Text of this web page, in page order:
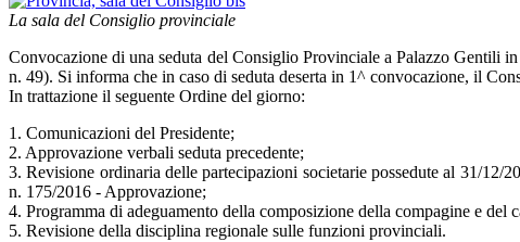
La sala del Consiglio provinciale
Convocazione di una seduta del Consiglio Provinciale a Palazzo Gentili
n. 49). Si informa che in caso di seduta deserta in 1^ convocazione, il
In trattazione il seguente Ordine del giorno:
1. Comunicazioni del Presidente;
2. Approvazione verbali seduta precedente;
3. Revisione ordinaria delle partecipazioni societarie possedute al 31/
n. 175/2016 - Approvazione;
4. Programma di adeguamento della composizione della compagine e
5. Revisione della disciplina regionale sulle funzioni provinciali.